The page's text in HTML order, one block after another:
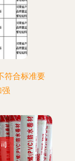
符合标准要